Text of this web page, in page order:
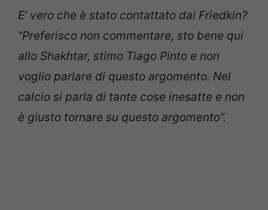
E’ vero che è stato contattato dai Friedkin?
“Preferisco non commentare, sto bene qui
allo Shakhtar, stimo Tiago Pinto e non
voglio parlare di questo argomento. Nel
calcio si parla di tante cose inesatte e non
è giusto tornare su questo argomento”.